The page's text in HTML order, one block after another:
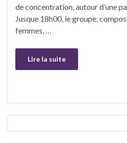
de concentration, autour d’une
Jusque 18h00, le groupe,
femmes, …
Lire la suite